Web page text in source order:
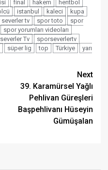
final hakem
hentbol
istanbul kaleci
kupa
tv spor toto
spor
spor yorumları videoları
Tv
sporseverlertv
süper lig top Türkiye
yarı
Next
39. Karamürsel Yağlı
Pehlivan Güreşleri
Başpehlivanı Hüseyin
Gümüşalan